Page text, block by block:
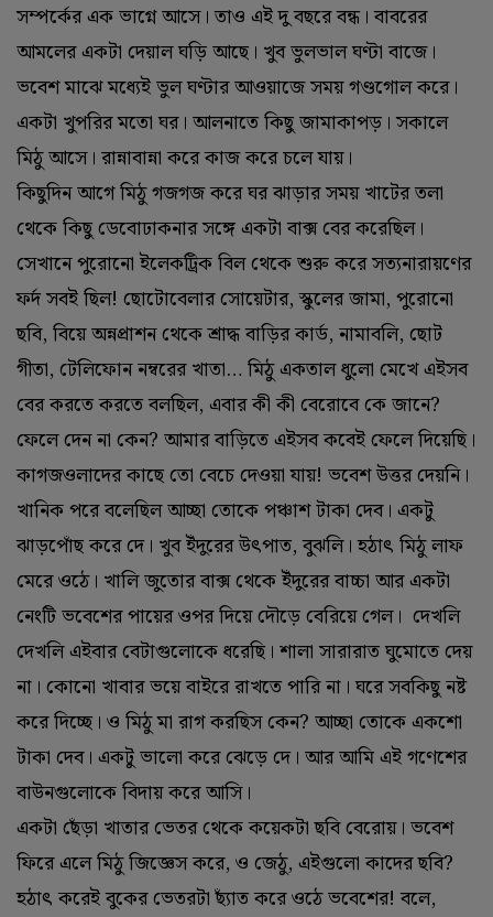
সম্পর্কের এক ভাগ্নে আসে। তাও এই দু বছরে বন্ধ। বাবরের
আমলের একটা দেয়াল ঘড়ি আছে। খুব ভুলভাল ঘণ্টা বাজে।
ভবেশ মাঝে মধ্যেই ভুল ঘণ্টার আওয়াজে সময় গণ্ডগোল করে।
একটা খুপরির মতো ঘর। আলনাতে কিছু জামাকাপড়। সকালে
মিঠু আসে। রান্নাবান্না করে কাজ করে চলে যায়।
কিছুদিন আগে মিঠু গজগজ করে ঘর ঝাড়ার সময় খাটের তলা
থেকে কিছু ডেবোঢাকনার সঙ্গে একটা বাক্স বের করেছিল।
সেখানে পুরোনো ইলেকট্রিক বিল থেকে শুরু করে সত্যনারায়ণের
ফর্দ সবই ছিল! ছোটোবেলার সোয়েটার, স্কুলের জামা, পুরোনো
ছবি, বিয়ে অন্নপ্রাশন থেকে শ্রাদ্ধ বাড়ির কার্ড, নামাবলি, ছোট
গীতা, টেলিফোন নম্বরের খাতা… মিঠু একতাল ধুলো মেখে এইসব
বের করতে করতে বলছিল, এবার কী কী বেরোবে কে জানে?
ফেলে দেন না কেন? আমার বাড়িতে এইসব কবেই ফেলে দিয়েছি।
কাগজওলাদের কাছে তো বেচে দেওয়া যায়! ভবেশ উত্তর দেয়নি।
খানিক পরে বলেছিল আচ্ছা তোকে পঞ্চাশ টাকা দেব। একটু
ঝাড়পোঁছ করে দে। খুব ইঁদুরের উৎপাত, বুঝলি। হঠাৎ মিঠু লাফ
মেরে ওঠে। খালি জুতোর বাক্স থেকে ইঁদুরের বাচ্চা আর একটা
নেংটি ভবেশের পায়ের ওপর দিয়ে দৌড়ে বেরিয়ে গেল। দেখলি
দেখলি এইবার বেটাগুলোকে ধরেছি। শালা সারারাত ঘুমোতে দেয়
না। কোনো খাবার ভয়ে বাইরে রাখতে পারি না। ঘরে সবকিছু নষ্ট
করে দিচ্ছে। ও মিঠু মা রাগ করছিস কেন? আচ্ছা তোকে একশো
টাকা দেব। একটু ভালো করে ঝেড়ে দে। আর আমি এই গণেশের
বাউনগুলোকে বিদায় করে আসি।
একটা ছেঁড়া খাতার ভেতর থেকে কয়েকটা ছবি বেরোয়। ভবেশ
ফিরে এলে মিঠু জিজ্ঞেস করে, ও জেঠু, এইগুলো কাদের ছবি?
হঠাৎ করেই বুকের ভেতরটা ছ্যাঁত করে ওঠে ভবেশের! বলে,